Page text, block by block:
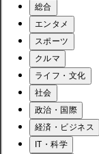
総合
エンタメ
スポーツ
クルマ
ライフ・文化
社会
政治・国際
経済・ビジネス
IT・科学